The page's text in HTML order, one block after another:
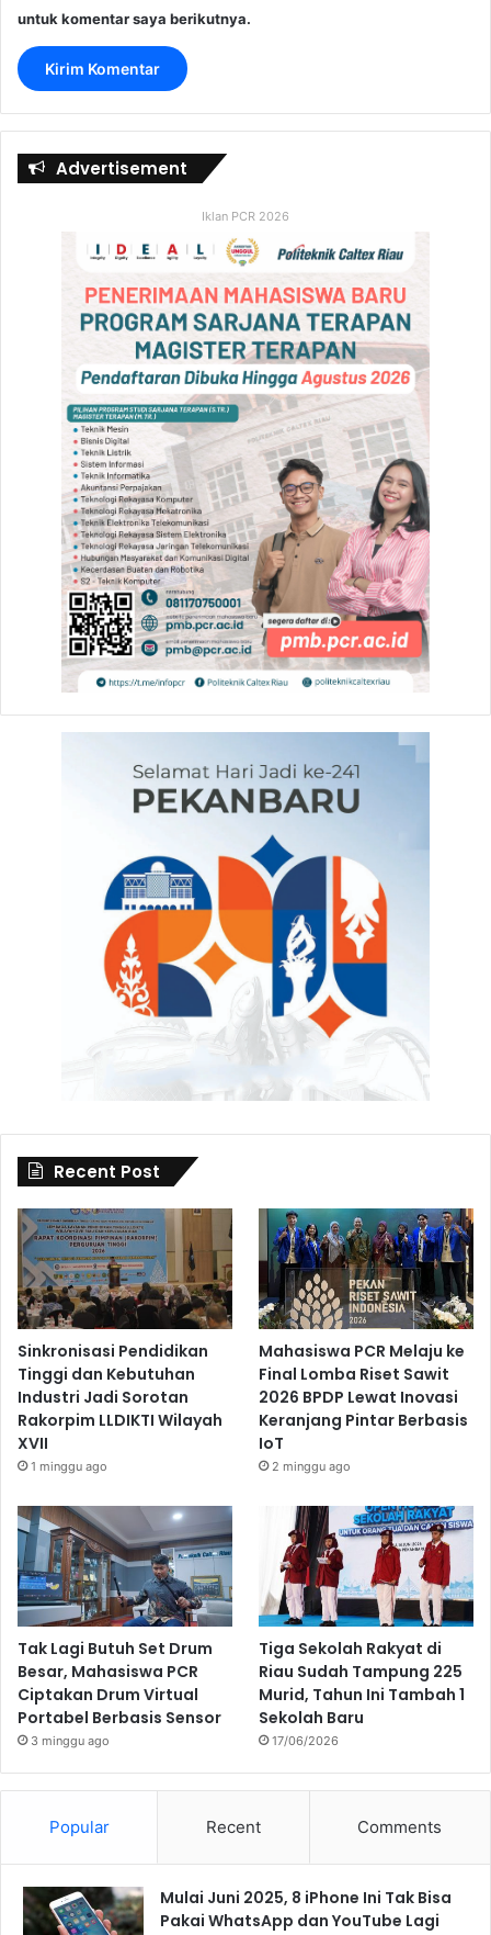
untuk komentar saya berikutnya.
Advertisement
Iklan PCR 2026
Recent Post
Sinkronisasi Pendidikan
Tinggi dan Kebutuhan
Industri Jadi Sorotan
Rakorpim LLDIKTI Wilayah
XVII
1 minggu ago
Mahasiswa PCR Melaju ke
Final Lomba Riset Sawit
2026 BPDP Lewat Inovasi
Keranjang Pintar Berbasis
IoT
2 minggu ago
Tak Lagi Butuh Set Drum
Besar, Mahasiswa PCR
Ciptakan Drum Virtual
Portabel Berbasis Sensor
3 minggu ago
Tiga Sekolah Rakyat di
Riau Sudah Tampung 225
Murid, Tahun Ini Tambah 1
Sekolah Baru
17/06/2026
Popular Recent Comments
Mulai Juni 2025, 8 iPhone Ini Tak Bisa
Pakai WhatsApp dan YouTube Lagi